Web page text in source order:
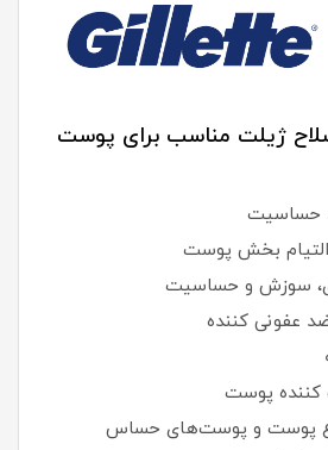
ژیلت مناسب برای پوست
حساسیت
بخش پوست
سوزش و حساسیت
عفونی کننده
کننده پوست
پوست و پوست‌های حساس